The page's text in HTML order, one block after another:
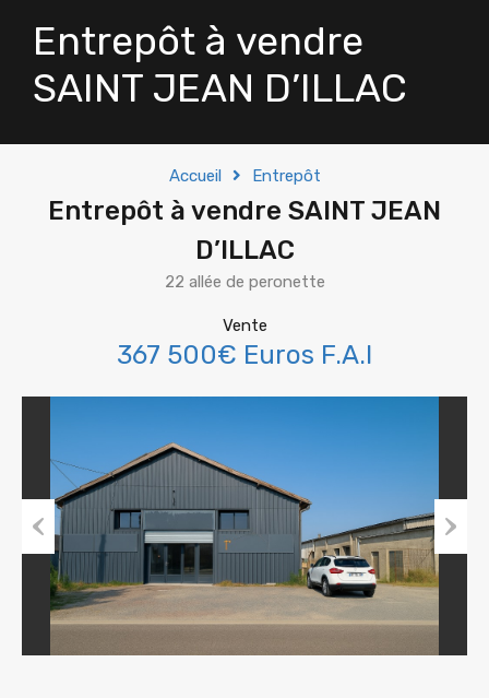
Entrepôt à vendre
SAINT JEAN D’ILLAC
Accueil Entrepôt
Entrepôt à vendre SAINT JEAN
D’ILLAC
22 allée de peronette
Vente
367 500€ Euros F.A.I
Previous Next